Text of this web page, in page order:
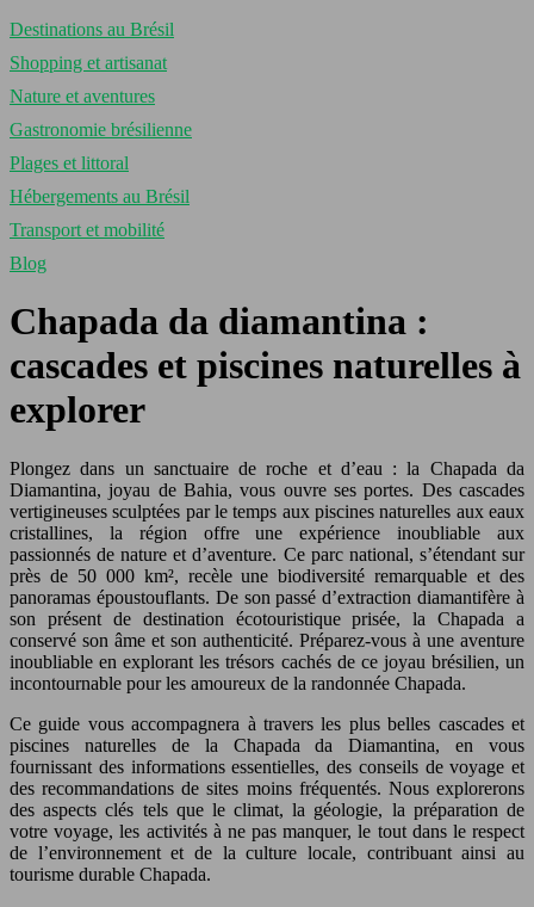
Destinations au Brésil
Shopping et artisanat
Nature et aventures
Gastronomie brésilienne
Plages et littoral
Hébergements au Brésil
Transport et mobilité
Blog
Chapada da diamantina :
cascades et piscines naturelles à
explorer
Plongez dans un sanctuaire de roche et d’eau : la Chapada da
Diamantina, joyau de Bahia, vous ouvre ses portes. Des cascades
vertigineuses sculptées par le temps aux piscines naturelles aux eaux
cristallines, la région offre une expérience inoubliable aux
passionnés de nature et d’aventure. Ce parc national, s’étendant sur
près de 50 000 km², recèle une biodiversité remarquable et des
panoramas époustouflants. De son passé d’extraction diamantifère à
son présent de destination écotouristique prisée, la Chapada a
conservé son âme et son authenticité. Préparez-vous à une aventure
inoubliable en explorant les trésors cachés de ce joyau brésilien, un
incontournable pour les amoureux de la randonnée Chapada.
Ce guide vous accompagnera à travers les plus belles cascades et
piscines naturelles de la Chapada da Diamantina, en vous
fournissant des informations essentielles, des conseils de voyage et
des recommandations de sites moins fréquentés. Nous explorerons
des aspects clés tels que le climat, la géologie, la préparation de
votre voyage, les activités à ne pas manquer, le tout dans le respect
de l’environnement et de la culture locale, contribuant ainsi au
tourisme durable Chapada.